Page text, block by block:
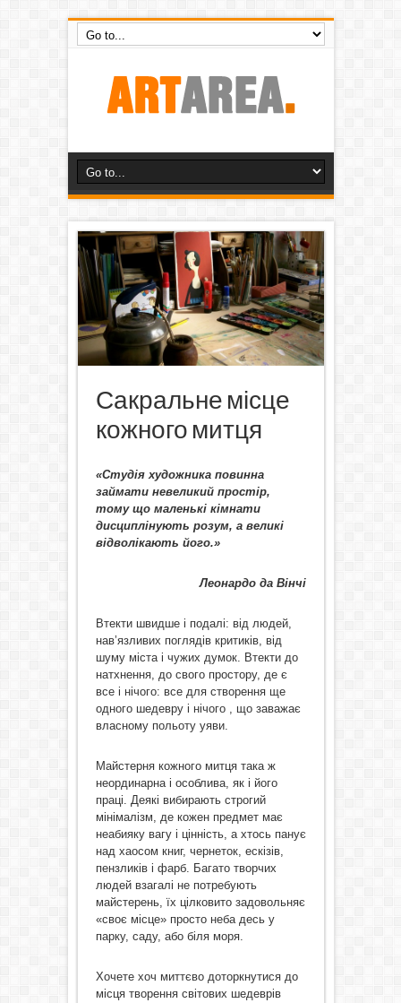
Сакральне місце
кожного митця
«Студія художника повинна
займати невеликий простір,
тому що маленькі кімнати
дисциплінують розум, а великі
відволікають його.»
Леонардо да Вінчі
Втекти швидше і подалі: від людей,
нав’язливих поглядів критиків, від
шуму міста і чужих думок. Втекти до
натхнення, до свого простору, де є
все і нічого: все для створення ще
одного шедевру і нічого , що заважає
власному польоту уяви.
Майстерня кожного митця така ж
неординарна і особлива, як і його
праці. Деякі вибирають строгий
мінімалізм, де кожен предмет має
неабияку вагу і цінність, а хтось панує
над хаосом книг, чернеток, ескізів,
пензликів і фарб. Багато творчих
людей взагалі не потребують
майстерень, їх цілковито задовольняє
«своє місце» просто неба десь у
парку, саду, або біля моря.
Хочете хоч миттєво доторкнутися до
місця творення світових шедеврів